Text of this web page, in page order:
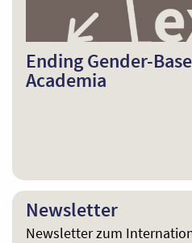
Ending Gender-
Academia
Newsletter
Newsletter zum